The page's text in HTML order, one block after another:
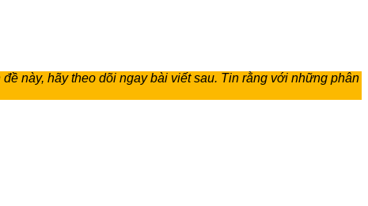
này, hãy theo dõi ngay bài viết sau. Tin rằng với những phân